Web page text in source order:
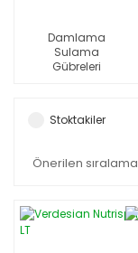
Damlama
Sulama
Gübreleri
Stoktakiler